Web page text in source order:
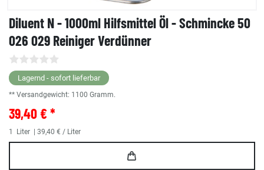
Diluent N - 1000ml Hilfsmittel Öl - Schmincke 50
026 029 Reiniger Verdünner
Lagernd - sofort lieferbar
** Versandgewicht: 1100 Gramm.
39,40 € *
1 Liter | 39,40 € / Liter